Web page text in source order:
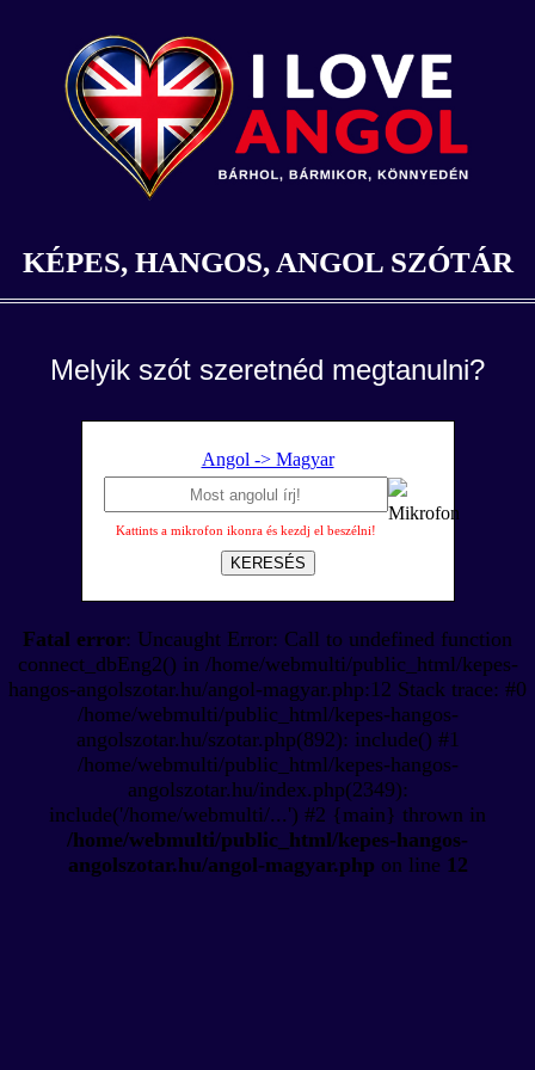
KÉPES, HANGOS, ANGOL SZÓTÁR
Melyik szót szeretnéd megtanulni?
Angol -> Magyar
Kattints a mikrofon ikonra és kezdj el beszélni!
KERESÉS
Fatal error: Uncaught Error: Call to undefined function
connect_dbEng2() in /home/webmulti/public_html/kepes-
hangos-angolszotar.hu/angol-magyar.php:12 Stack trace: #0
/home/webmulti/public_html/kepes-hangos-
angolszotar.hu/szotar.php(892): include() #1
/home/webmulti/public_html/kepes-hangos-
angolszotar.hu/index.php(2349):
include('/home/webmulti/...') #2 {main} thrown in
/home/webmulti/public_html/kepes-hangos-
angolszotar.hu/angol-magyar.php on line 12